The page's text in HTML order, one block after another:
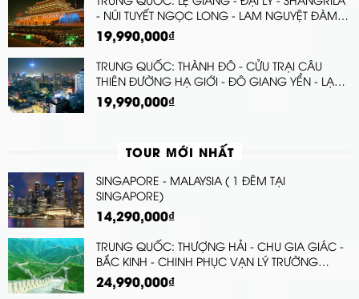
- NÚI TUYẾT NGỌC LONG - LAM NGUYỆT ĐÀM -
HẺM NÚI HỔ KHIÊU HIỆP - TẶNG VÉ CÁP TREO
LỚN LÊN ĐỈNH NÚI TUYẾT NGỌC LONG KHI
THANH TOÁN TRƯỚC NGÀY 12/12
19,990,000₫
TRUNG QUỐC: THÀNH ĐÔ - CỬU TRẠI CÂU
THIÊN ĐƯỜNG HẠ GIỚI - ĐÔ GIANG YỂN - LẠC
SƠN ĐẠI PHẬT - CÔNG VIÊN GẤU TRÚC
19,990,000₫
TOUR MỚI NHẤT
SINGAPORE - MALAYSIA ( 1 ĐÊM TẠI
SINGAPORE)
14,290,000₫
TRUNG QUỐC: THƯỢNG HẢI - CHU GIA GIÁC -
BẮC KINH - CHINH PHỤC VẠN LÝ TRƯỜNG
THÀNH
24,990,000₫